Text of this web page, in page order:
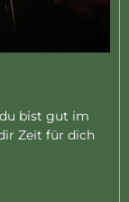
bist gut im
Zeit für dich